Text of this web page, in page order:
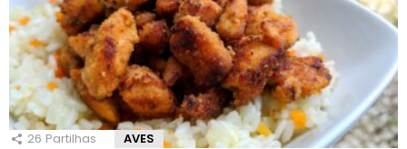
26 Partilhas AVES